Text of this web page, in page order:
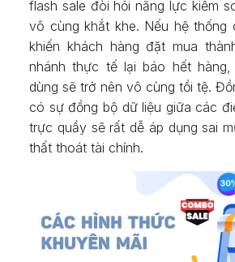
flash sale đòi hỏi năng lực kiểm
vô cùng khắt khe. Nếu hệ thống
khiến khách hàng đặt mua
nhánh thực tế lại báo hết hàng,
dùng sẽ trở nên vô cùng tồi tệ.
có sự đồng bộ dữ liệu giữa các
trực quầy sẽ rất dễ áp dụng sai
thất thoát tài chính.